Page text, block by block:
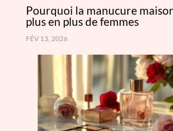
Pourquoi la manucure
plus en plus de femmes
FÉV 13, 2026